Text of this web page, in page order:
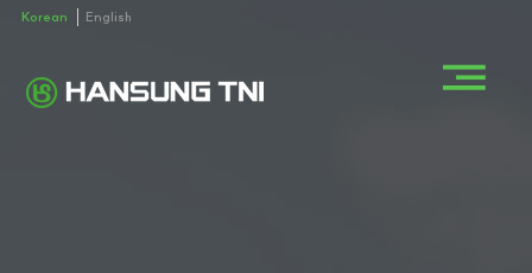
Korean English